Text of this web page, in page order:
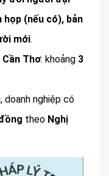
họp (nếu có), bản
mới.
Thơ: khoảng 3
doanh nghiệp có
theo Nghị